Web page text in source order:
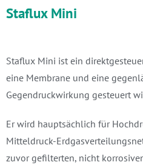
Staflux Mini
Staflux Mini ist ein
eine Membrane und eine
Gegendruckwirkung gesteuert
Er wird hauptsächlich für
Mitteldruck-
zuvor gefilterten, nicht